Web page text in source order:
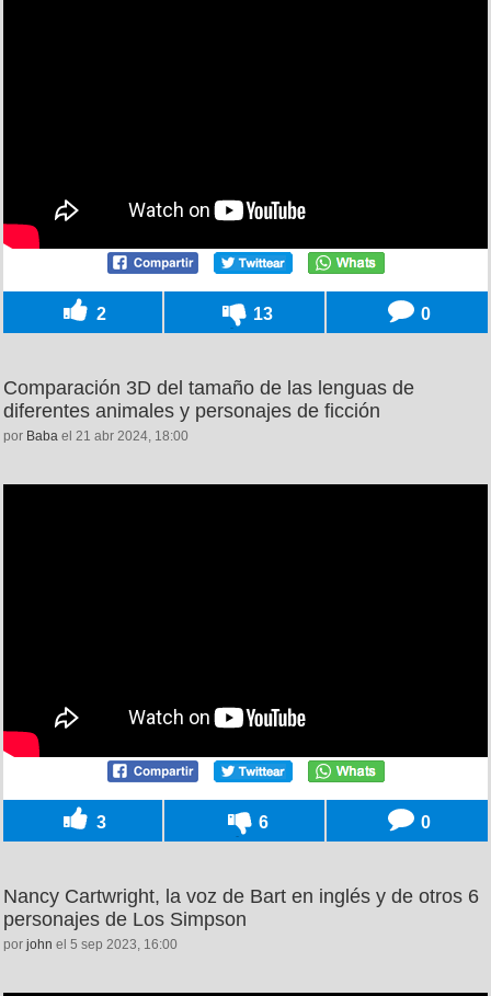
2 13 0
Comparación 3D del tamaño de las lenguas de
diferentes animales y personajes de ficción
por Baba el 21 abr 2024, 18:00
3 6 0
Nancy Cartwright, la voz de Bart en inglés y de otros 6
personajes de Los Simpson
por john el 5 sep 2023, 16:00